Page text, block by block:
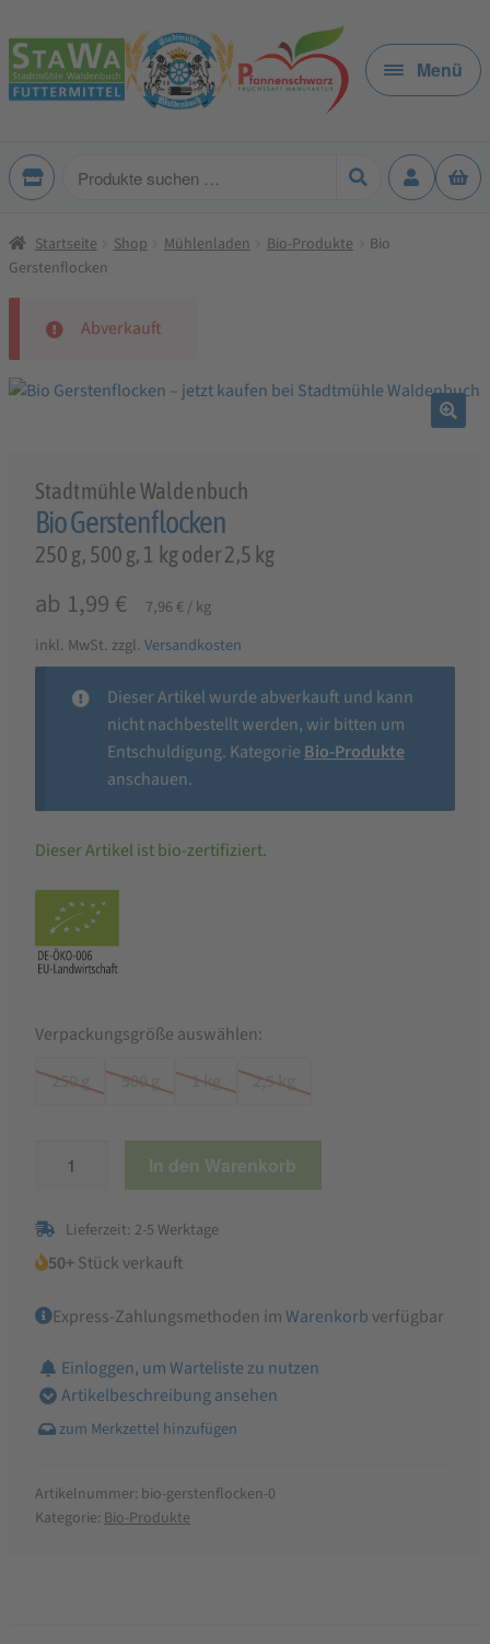
Zur
Navigation
springen
Zum
Inhalt
springen
Menü
Produkte
Startseite Shop Mühlenladen Bio-Produkte
Bio
Gerstenflocken
Abverkauft
Stadtmühle Waldenbuch
Bio Gerstenflocken
250 g, 500 g, 1 kg oder 2,5 kg
ab 1,99 € 7,96 €/kg
inkl. MwSt. zzgl. Versandkosten
Dieser Artikel wurde abverkauft und kann
nicht nachbestellt werden, wir bitten um
Entschuldigung. KategorieBio-Produkte
anschauen.
Dieser Artikel ist bio-zertifiziert.
Verpackungsgröße auswählen:
250 g
500 g 1 kg 2,5 kg
Gerstenflocken
In den Warenkorb
Lieferzeit: 2-5 Werktage
50+Stück verkauft
Express-Zahlungsmethoden imWarenkorb verfügbar
Einloggen, um Warteliste zu nutzen
Artikelbeschreibung ansehen
Artikelnummer: bio-gerstenflocken-0
Kategorie: Bio-Produkte